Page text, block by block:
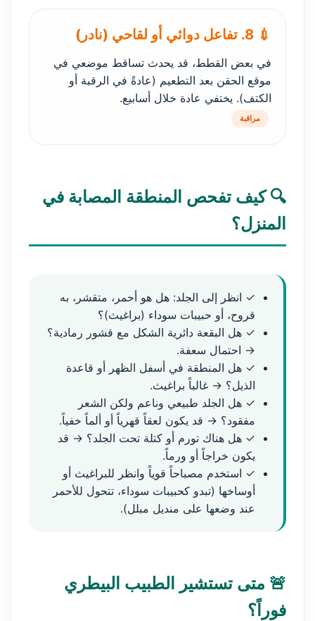
💉 8. تفاعل دوائي أو لقاحي (نادر)
في بعض القطط، قد يحدث تساقط موضعي في
موقع الحقن بعد التطعيم (عادةً في الرقبة أو
الكتف). يختفي عادة خلال أسابيع.
مراقبة
🔍 كيف تفحص المنطقة المصابة في
المنزل؟
✓ انظر إلى الجلد: هل هو أحمر، متقشر، به
قروح، أو حبيبات سوداء (براغيث)؟
✓ هل البقعة دائرية الشكل مع قشور رمادية؟
→ احتمال سعفة.
✓ هل المنطقة في أسفل الظهر أو قاعدة
الذيل؟ → غالباً براغيث.
✓ هل الجلد طبيعي وناعم ولكن الشعر
مفقود؟ → قد يكون لعقاً قهرياً أو ألماً خفياً.
✓ هل هناك تورم أو كتلة تحت الجلد؟ → قد
يكون خراجاً أو ورماً.
✓ استخدم مصباحاً قوياً وانظر للبراغيث أو
أوساخها (تبدو كحبيبات سوداء، تتحول للأحمر
عند وضعها على منديل مبلل).
🚨 متى تستشير الطبيب البيطري
فوراً؟